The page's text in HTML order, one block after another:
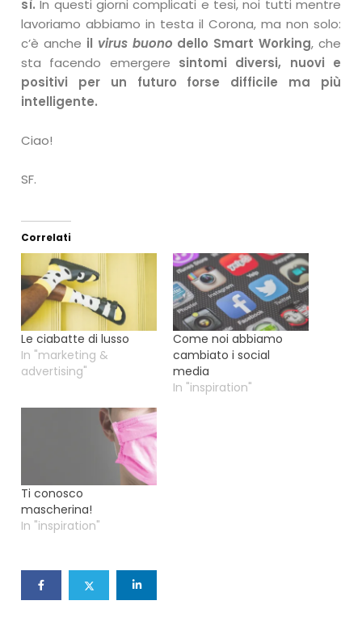
sì.In questi giorni complicati e tesi, noi tutti mentre
lavoriamo abbiamo in testa il Corona, ma non solo:
c’è anche il virus buono dello Smart Working, che
sta facendo emergere sintomi diversi, nuovi e
positivi per un futuro forse difficile ma più
intelligente.
Ciao!
SF.
Correlati
Le ciabatte di lusso
In "marketing &
advertising"
Come noi abbiamo
cambiato i social
media
In "inspiration"
Ti conosco
mascherina!
In "inspiration"